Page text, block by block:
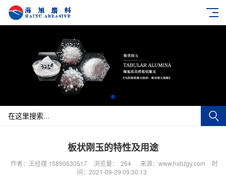
板状刚玉的特性及用途
作者：王经理 15890630517 浏览量： 264 来源：www.hxbzgy.com
时
间：2021-09-29 09:30:13